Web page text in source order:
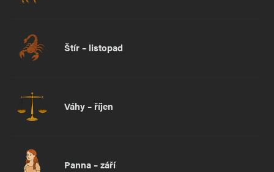
Štír – listopad
Váhy – říjen
Panna – září